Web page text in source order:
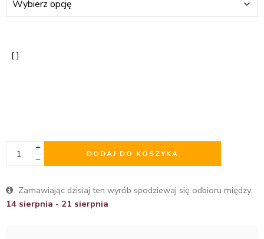
DODAJ DO KOSZYKA
Zamawiając dzisiaj ten wyrób spodziewaj się odbioru między:
14 sierpnia - 21 sierpnia